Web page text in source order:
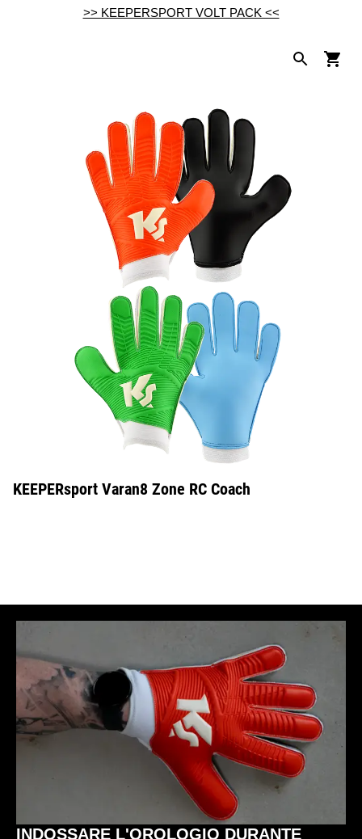
>> KEEPERSPORT VOLT PACK <<
KEEPERsport Varan8 Zone RC Coach
INDOSSARE L'OROLOGIO DURANTE